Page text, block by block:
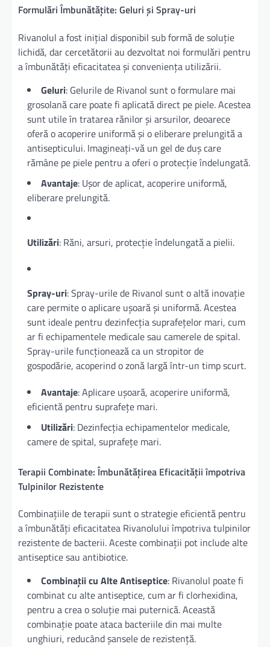
Formulări Îmbunătățite: Geluri și Spray-uri
Rivanolul a fost inițial disponibil sub formă de soluție
lichidă, dar cercetătorii au dezvoltat noi formulări pentru
a îmbunătăți eficacitatea și conveniența utilizării.
Geluri: Gelurile de Rivanol sunt o formulare mai
grosolană care poate fi aplicată direct pe piele. Acestea
sunt utile în tratarea rănilor și arsurilor, deoarece
oferă o acoperire uniformă și o eliberare prelungită a
antisepticului. Imagineați-vă un gel de duș care
rămâne pe piele pentru a oferi o protecție îndelungată.
Avantaje: Ușor de aplicat, acoperire uniformă,
eliberare prelungită.
Utilizări: Răni, arsuri, protecție îndelungată a pielii.
Spray-uri: Spray-urile de Rivanol sunt o altă inovație
care permite o aplicare ușoară și uniformă. Acestea
sunt ideale pentru dezinfecția suprafețelor mari, cum
ar fi echipamentele medicale sau camerele de spital.
Spray-urile funcționează ca un stropitor de
gospodărie, acoperind o zonă largă într-un timp scurt.
Avantaje: Aplicare ușoară, acoperire uniformă,
eficientă pentru suprafețe mari.
Utilizări: Dezinfecția echipamentelor medicale,
camere de spital, suprafețe mari.
Terapii Combinate: Îmbunătățirea Eficacității împotriva
Tulpinilor Rezistente
Combinațiile de terapii sunt o strategie eficientă pentru
a îmbunătăți eficacitatea Rivanolului împotriva tulpinilor
rezistente de bacterii. Aceste combinații pot include alte
antiseptice sau antibiotice.
Combinații cu Alte Antiseptice: Rivanolul poate fi
combinat cu alte antiseptice, cum ar fi clorhexidina,
pentru a crea o soluție mai puternică. Această
combinație poate ataca bacteriile din mai multe
unghiuri, reducând șansele de rezistență.